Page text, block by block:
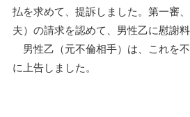
払を求めて、提訴しました。第一審
夫）の請求を認めて、男性乙に慰謝
男性乙（元不倫相手）は、これを
に上告しました。